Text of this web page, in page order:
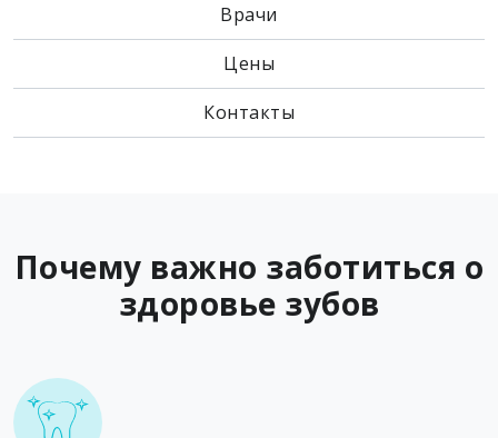
Врачи
Цены
Контакты
Почему важно заботиться о
здоровье зубов